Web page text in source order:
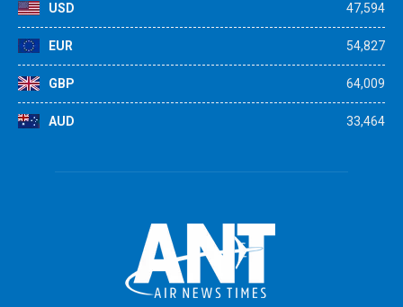
USD 47,594
EUR 54,827
GBP 64,009
AUD 33,464